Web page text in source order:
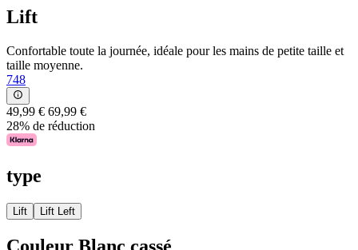
Lift
Confortable toute la journée, idéale pour les mains de petite taille et
taille moyenne.
748
49,99 € 69,99 €
28% de réduction
type
Lift Lift Left